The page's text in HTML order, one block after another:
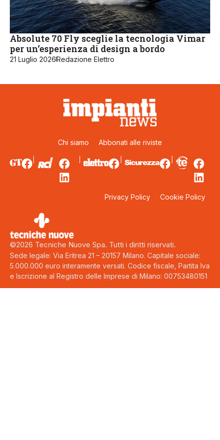
Absolute 70 Fly sceglie la tecnologia Vimar
per un’esperienza di design a bordo
21 Luglio 2026Redazione Elettro
Chi siamo Abbonati alle riviste
Privacy Policy Cookie Policy
©2026 Tecniche Nuove Spa. Tutti i diritti riservati.
Sede legale: Via Eritrea 21 – 20157 Milano. Capitale sociale:
5.000.000 euro interamente versati. Codice fiscale, Partita Iva
e Iscrizione al Registro delle Imprese di Milano: 00753480151